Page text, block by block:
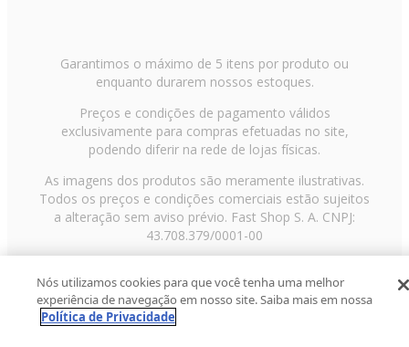
Garantimos o máximo de 5 itens por produto ou
enquanto durarem nossos estoques.
Preços e condições de pagamento válidos
exclusivamente para compras efetuadas no site,
podendo diferir na rede de lojas físicas.
As imagens dos produtos são meramente ilustrativas.
Todos os preços e condições comerciais estão sujeitos
a alteração sem aviso prévio. Fast Shop S. A. CNPJ:
43.708.379/0001-00
Paulo/SP, CEP 02029-001, Telefone: 11 3003-3728 ©
2013 Fast Shop - Todos os direitos reservadosRF
Nós utilizamos cookies para que você tenha uma melhor
experiência de navegação em nosso site. Saiba mais em nossa
Política de Privacidade